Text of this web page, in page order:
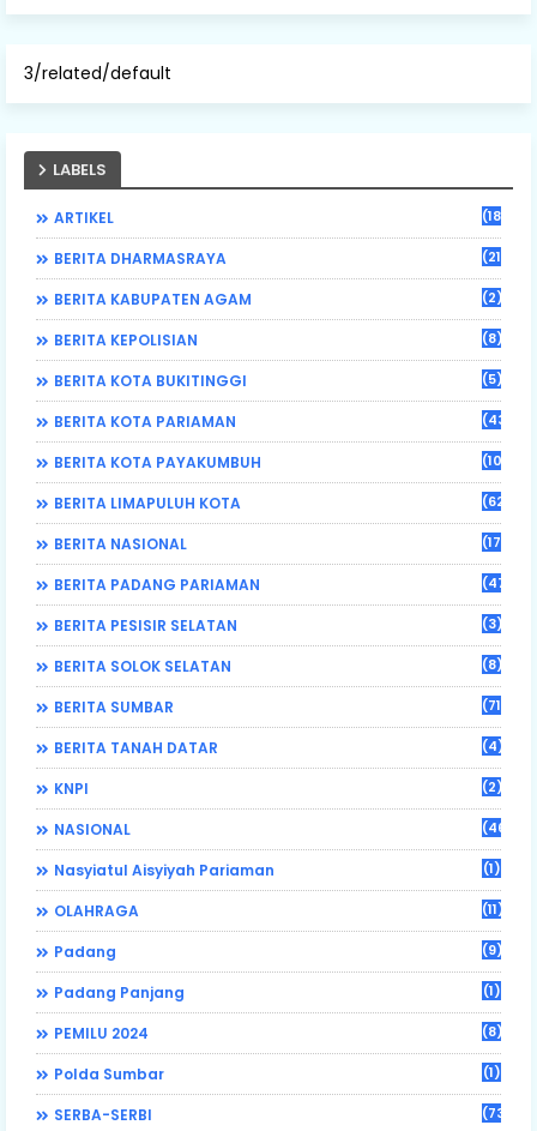
3/related/default
LABELS
ARTIKEL (184)
BERITA DHARMASRAYA (21)
BERITA KABUPATEN AGAM (2)
BERITA KEPOLISIAN (8)
BERITA KOTA BUKITINGGI (5)
BERITA KOTA PARIAMAN (43)
BERITA KOTA PAYAKUMBUH (108)
BERITA LIMAPULUH KOTA (62)
BERITA NASIONAL (17)
BERITA PADANG PARIAMAN (470)
BERITA PESISIR SELATAN (3)
BERITA SOLOK SELATAN (8)
BERITA SUMBAR (71)
BERITA TANAH DATAR (4)
KNPI (2)
NASIONAL (46)
Nasyiatul Aisyiyah Pariaman (1)
OLAHRAGA (11)
Padang (9)
Padang Panjang (1)
PEMILU 2024 (8)
Polda Sumbar (1)
SERBA-SERBI (73)